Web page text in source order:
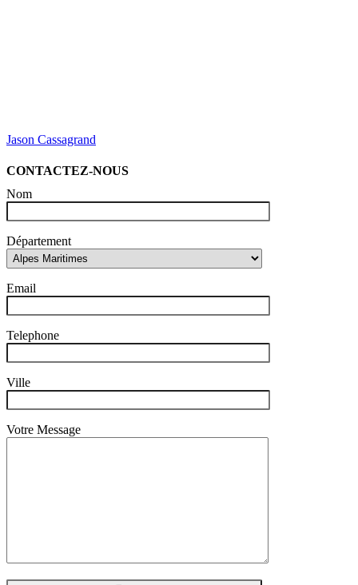
Jason Cassagrand
CONTACTEZ-NOUS
Nom
Département
Email
Telephone
Ville
Votre Message